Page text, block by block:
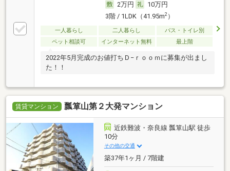
2万円
10万円
3階 / 1LDK（41.95m2）
一人暮らし 二人暮らし
バス・トイレ別
ペット相談可
インターネット無料 最上階
2022年5月完成のお値打ちＤ−ｒｏｏｍに募集が出まし
た！！
賃貸マンション 瓢箪山第２大発マンション
近鉄難波・奈良線 瓢箪山駅 徒歩
10分
その他の交通
築37年1ヶ月 / 7階建